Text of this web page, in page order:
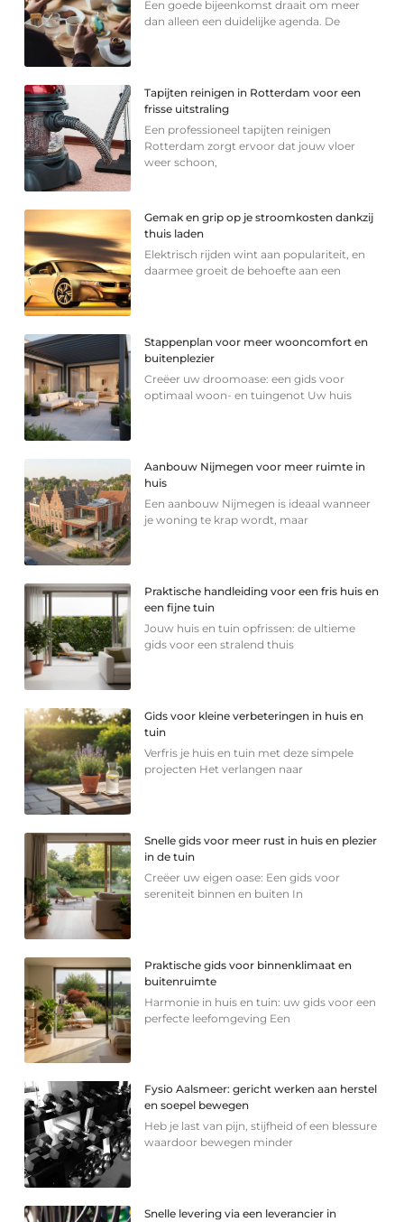
Een goede bijeenkomst draait om meer
dan alleen een duidelijke agenda. De
Tapijten reinigen in Rotterdam voor een
frisse uitstraling
Een professioneel tapijten reinigen
Rotterdam zorgt ervoor dat jouw vloer
weer schoon,
Gemak en grip op je stroomkosten dankzij
thuis laden
Elektrisch rijden wint aan populariteit, en
daarmee groeit de behoefte aan een
Stappenplan voor meer wooncomfort en
buitenplezier
Creëer uw droomoase: een gids voor
optimaal woon- en tuingenot Uw huis
Aanbouw Nijmegen voor meer ruimte in
huis
Een aanbouw Nijmegen is ideaal wanneer
je woning te krap wordt, maar
Praktische handleiding voor een fris huis en
een fijne tuin
Jouw huis en tuin opfrissen: de ultieme
gids voor een stralend thuis
Gids voor kleine verbeteringen in huis en
tuin
Verfris je huis en tuin met deze simpele
projecten Het verlangen naar
Snelle gids voor meer rust in huis en plezier
in de tuin
Creëer uw eigen oase: Een gids voor
sereniteit binnen en buiten In
Praktische gids voor binnenklimaat en
buitenruimte
Harmonie in huis en tuin: uw gids voor een
perfecte leefomgeving Een
Fysio Aalsmeer: gericht werken aan herstel
en soepel bewegen
Heb je last van pijn, stijfheid of een blessure
waardoor bewegen minder
Snelle levering via een leverancier in